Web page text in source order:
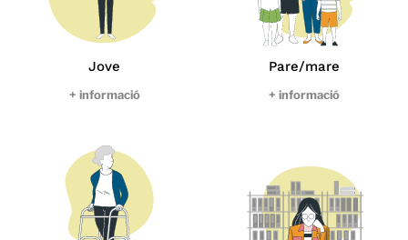
Jove
+ informació
Pare/mare
+ informació